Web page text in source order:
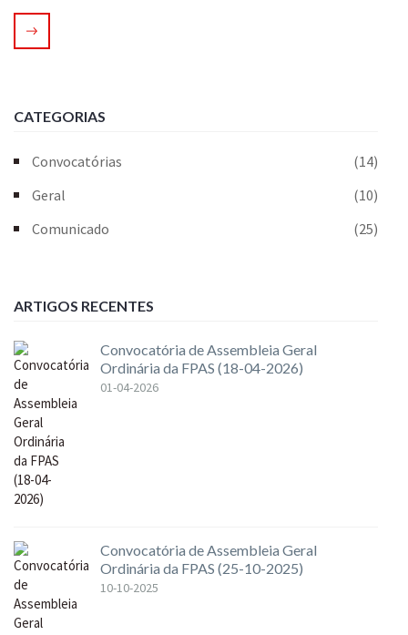
CATEGORIAS
Convocatórias
(14)
Geral
(10)
Comunicado
(25)
ARTIGOS RECENTES
Convocatória de Assembleia Geral
Ordinária da FPAS (18-04-2026)
01-04-2026
Convocatória de Assembleia Geral
Ordinária da FPAS (25-10-2025)
10-10-2025